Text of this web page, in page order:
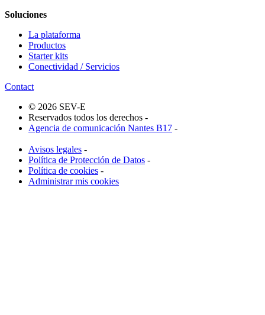
Soluciones
La plataforma
Productos
Starter kits
Conectividad / Servicios
Contact
© 2026 SEV-E
Reservados todos los derechos -
Agencia de comunicación Nantes B17 -
Avisos legales -
Política de Protección de Datos -
Política de cookies -
Administrar mis cookies